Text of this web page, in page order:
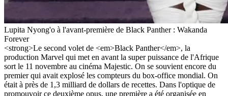
Lupita Nyong'o à l'avant-première de Black Panther : Wakanda
Forever
<strong>Le second volet de <em>Black Panther</em>, la
production Marvel qui met en avant la super puissance de l'Afrique
sort le 11 novembre au cinéma Majestic. On se souvient encore du
premier qui avait explosé les compteurs du box-office mondial. On
était à près de 1,3 milliard de dollars de recettes. Dans l'optique de
promouvoir ce deuxième opus, une première a été organisée en